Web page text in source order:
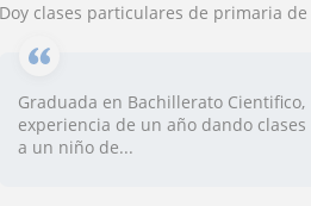
Doy clases particulares de primaria de cualquier asignatura
Graduada en Bachillerato Cientifico,
experiencia de un año dando clases
a un niño de...